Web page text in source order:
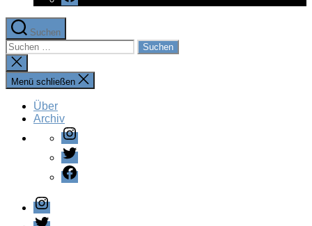
Suchen
Suchen
nach:
Suche
schließen
Menü schließen
Über
Archiv
Instagram
Twitter
Facebook
Instagram
Twitter